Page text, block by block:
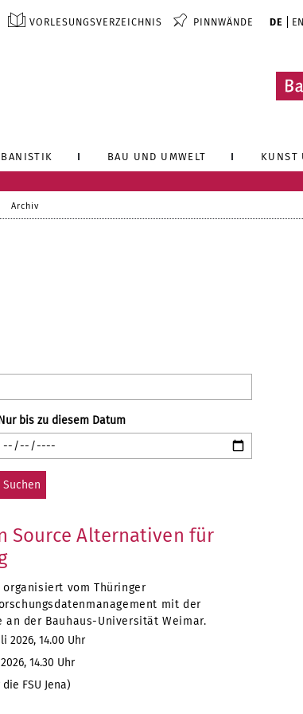
VORLESUNGSVERZEICHNIS PINNWÄNDE DE EN
BAU UND UMWELT KUNST
Archiv
bis zu diesem Datum
Source Alternativen für
vom Thüringer
mit der
der Bauhaus-Universität Weimar.
2026, 14.00 Uhr
14.30 Uhr
FSU Jena)